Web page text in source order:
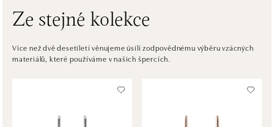
ALOve OC Eurovea, Bratislava
Pribinova 8, 811 09 Bratislava
tel.: +421917090467
Ivanská cesta 16, 821 04 Bratislava
Ze stejné kolekce
Více než dvě desetiletí věnujeme úsilí zodpovědnému výběru vzácných
materiálů, které používáme v našich špercích.